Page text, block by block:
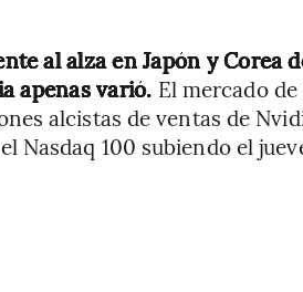
al alza en Japón y Corea
apenas varió. El mercado
alcistas de ventas de
Nasdaq 100 subiendo el